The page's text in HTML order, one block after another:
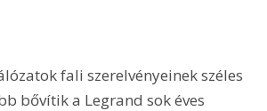
fali szerelvényeinek széles
bővítik a Legrand sok éves